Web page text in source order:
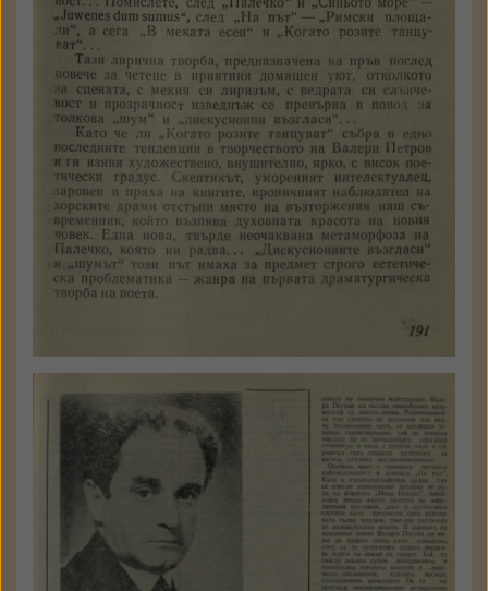
КЪМ ТЕКСТА
Никола Боздуганов
Творецът Валери Петров
Читалище
1977
№ 9